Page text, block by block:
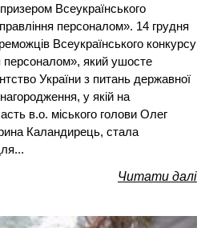
Всеукраїнського
персоналом». 14 грудня
Всеукраїнського конкурсу
персоналом», який ушосте
України з питань державної
у якій на
в.о. міського голови Олег
Каландирець, стала
Читати далі